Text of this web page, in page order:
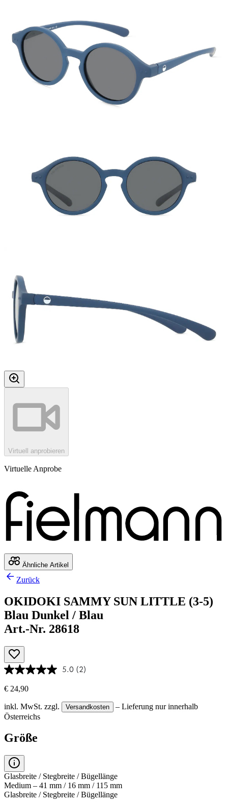
Virtuell anprobieren
Virtuelle Anprobe
Ähnliche Artikel
Zurück
OKIDOKI SAMMY SUN LITTLE (3-5)
Blau Dunkel / Blau
Art.-Nr. 28618
5.0 (2)
€ 24,90
inkl. MwSt. zzgl. Versandkosten
– Lieferung nur innerhalb
Österreichs
Größe
Glasbreite / Stegbreite / Bügellänge
Medium – 41 mm / 16 mm / 115 mm
Glasbreite / Stegbreite / Bügellänge